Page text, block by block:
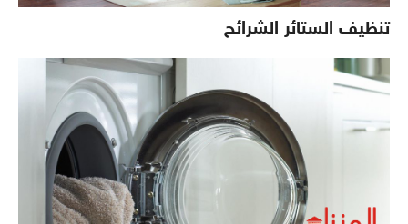
تنظيف الستائر الشرائح